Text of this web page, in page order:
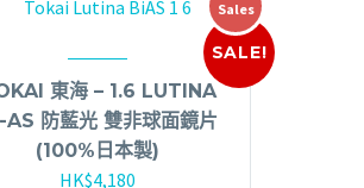
SALE!
Sales
東海 – 1.6 LUTINA
AS 防藍光 雙非球面鏡片
(100%日本製)
HK$4,180